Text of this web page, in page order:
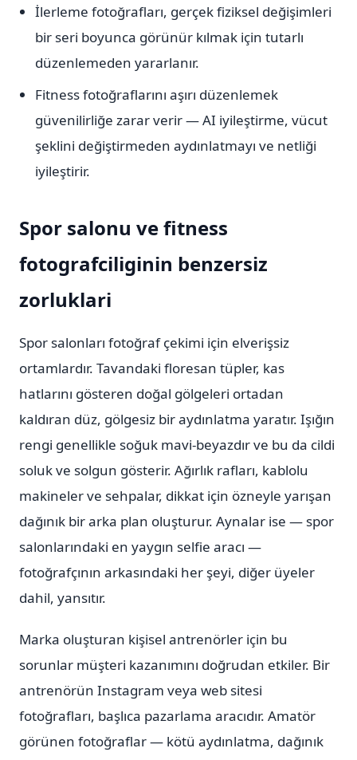
İlerleme fotoğrafları, gerçek fiziksel değişimleri
bir seri boyunca görünür kılmak için tutarlı
düzenlemeden yararlanır.
Fitness fotoğraflarını aşırı düzenlemek
güvenilirliğe zarar verir — AI iyileştirme, vücut
şeklini değiştirmeden aydınlatmayı ve netliği
iyileştirir.
Spor salonu ve fitness
fotografciliginin benzersiz
zorluklari
Spor salonları fotoğraf çekimi için elverişsiz
ortamlardır. Tavandaki floresan tüpler, kas
hatlarını gösteren doğal gölgeleri ortadan
kaldıran düz, gölgesiz bir aydınlatma yaratır. Işığın
rengi genellikle soğuk mavi-beyazdır ve bu da cildi
soluk ve solgun gösterir. Ağırlık rafları, kablolu
makineler ve sehpalar, dikkat için özneyle yarışan
dağınık bir arka plan oluşturur. Aynalar ise — spor
salonlarındaki en yaygın selfie aracı —
fotoğrafçının arkasındaki her şeyi, diğer üyeler
dahil, yansıtır.
Marka oluşturan kişisel antrenörler için bu
sorunlar müşteri kazanımını doğrudan etkiler. Bir
antrenörün Instagram veya web sitesi
fotoğrafları, başlıca pazarlama aracıdır. Amatör
görünen fotoğraflar — kötü aydınlatma, dağınık